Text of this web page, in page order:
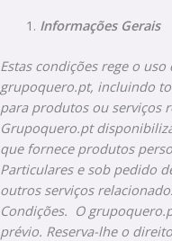
Informações Gerais
Estas condições rege o
grupoquero.pt, incluindo
para produtos ou serviços
Grupoquero.pt
que fornece produtos
Particulares e sob pedido
outros serviços
Condições. O
prévio. Reserva-lhe o